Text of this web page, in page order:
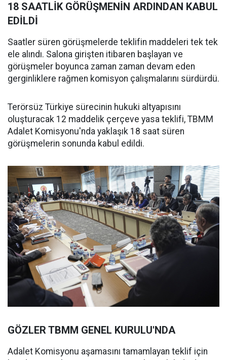
18 SAATLİK GÖRÜŞMENİN ARDINDAN KABUL
EDİLDİ
Saatler süren görüşmelerde teklifin maddeleri tek tek
ele alındı. Salona girişten itibaren başlayan ve
görüşmeler boyunca zaman zaman devam eden
gerginliklere rağmen komisyon çalışmalarını sürdürdü.
Terörsüz Türkiye sürecinin hukuki altyapısını
oluşturacak 12 maddelik çerçeve yasa teklifi, TBMM
Adalet Komisyonu'nda yaklaşık 18 saat süren
görüşmelerin sonunda kabul edildi.
GÖZLER TBMM GENEL KURULU'NDA
Adalet Komisyonu aşamasını tamamlayan teklif için